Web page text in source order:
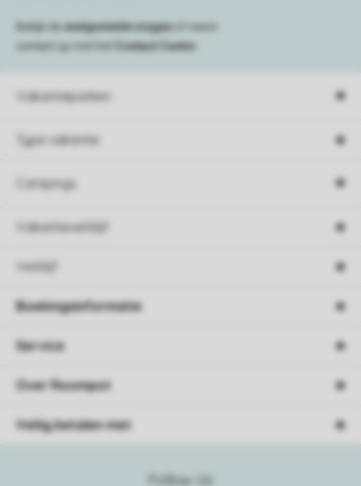
Vakantieparken
Type vakantie
Campings
Vakantieverblijf
Verblijf
Bekijk de veelgestelde vragen
of neem
contact op met het
Contact Center
Follow Us
Boekingsinformatie
Service
Over Roompot
Veilig betalen met